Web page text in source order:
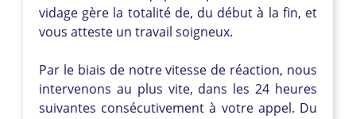
vidage gère la totalité de, du début à la fin, et
vous atteste un travail soigneux.
Par le biais de notre vitesse de réaction, nous
intervenons au plus vite, dans les 24 heures
suivantes consécutivement à votre appel. Du